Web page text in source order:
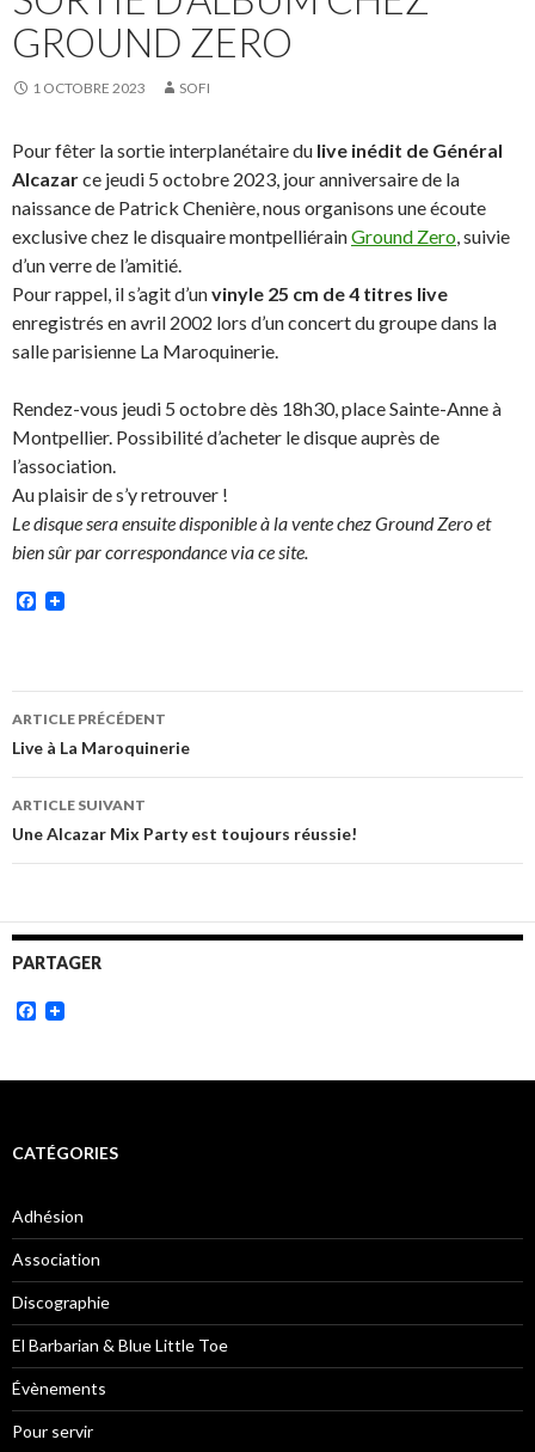
GROUND ZERO
1 OCTOBRE 2023 SOFI
Pour fêter la sortie interplanétaire du live inédit de Général
Alcazarce jeudi 5 octobre 2023, jour anniversaire de la
naissance de Patrick Chenière, nous organisons une écoute
exclusive chez le disquaire montpelliérainGround Zero, suivie
d’un verre de l’amitié.
Pour rappel, il s’agit d’unvinyle 25 cm de 4 titres live
enregistrés en avril 2002 lors d’un concert du groupe dans la
salle parisienne La Maroquinerie.
Rendez-vous jeudi 5 octobre dès 18h30, place Sainte-Anne à
Montpellier. Possibilité d’acheter le disque auprès de
l’association.
Au plaisir de s’y retrouver !
Le disque sera ensuite disponible à la vente chez Ground Zero et
bien sûr par correspondance via ce site.
Facebook
Navigation
des
articles
ARTICLE PRÉCÉDENT
Live à La Maroquinerie
ARTICLE SUIVANT
Une Alcazar Mix Party est toujours réussie!
PARTAGER
Facebook
CATÉGORIES
Adhésion
Association
Discographie
El Barbarian & Blue Little Toe
Évènements
Pour servir